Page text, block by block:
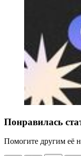
Понравилась
Помогите другим её